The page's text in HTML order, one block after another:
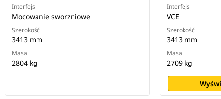
Interfejs
Mocowanie sworzniowe
Szerokość
3413 mm
Masa
2804 kg
Interfejs
VCE
Szerokość
3413 mm
Masa
2709 kg